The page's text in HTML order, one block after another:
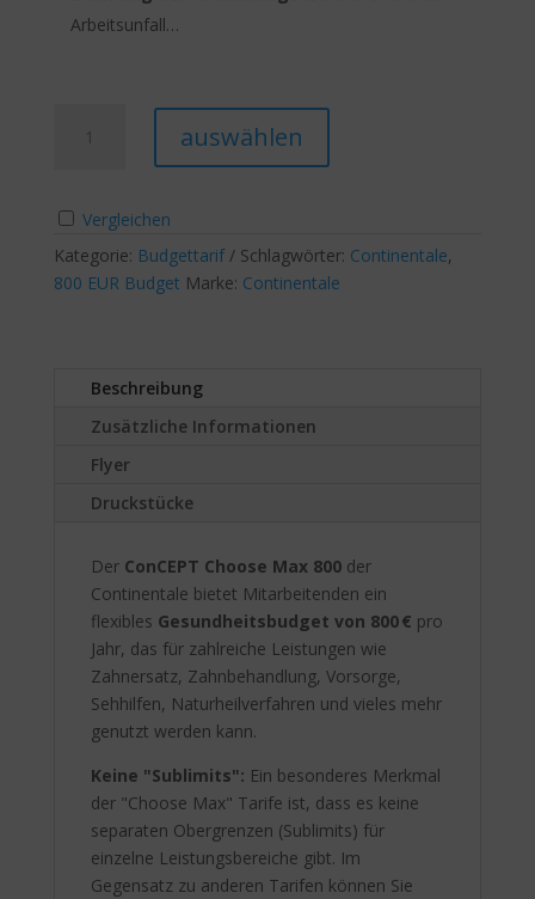
Arbeitsunfall…
ConCEPT
800
Menge
auswählen
t
n
a
Vergleichen
Kategorie: Budgettarif Schlagwörter: Continentale,
800 EUR Budget Marke: Continentale
Beschreibung
Zusätzliche Informationen
Flyer
Druckstücke
Der ConCEPT Choose Max 800der
Continentale bietet Mitarbeitenden ein
flexibles Gesundheitsbudget von 800 € pro
Jahr, das für zahlreiche Leistungen wie
Zahnersatz, Zahnbehandlung, Vorsorge,
Sehhilfen, Naturheilverfahren und vieles mehr
genutzt werden kann.
Keine "Sublimits": Ein besonderes Merkmal
der "Choose Max" Tarife ist, dass es keine
separaten Obergrenzen (Sublimits) für
einzelne Leistungsbereiche gibt. Im
Gegensatz zu anderen Tarifen können Sie